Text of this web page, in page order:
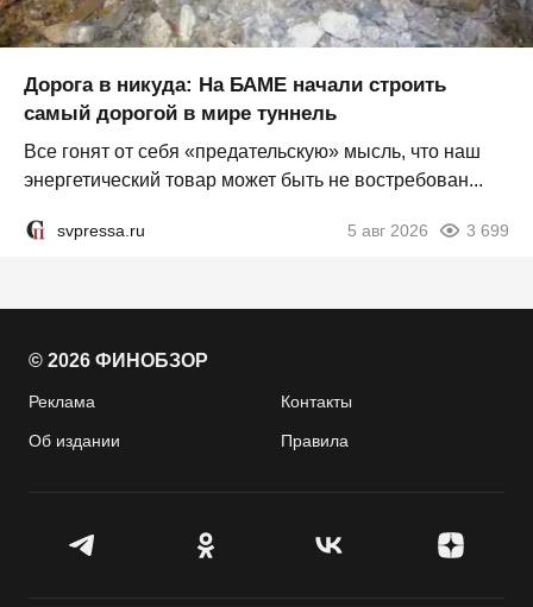
Дорога в никуда: На БАМЕ начали строить
самый дорогой в мире туннель
Все гонят от себя «предательскую» мысль, что наш
энергетический товар может быть не востребован...
svpressa.ru 5 авг 2026 3 699
© 2026 ФИНОБЗОР
Реклама Контакты
Об издании Правила